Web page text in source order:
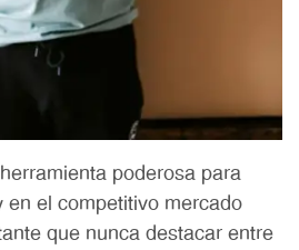
poderosa para
en el competitivo mercado
que nunca destacar entre